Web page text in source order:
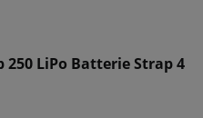
250 LiPo Batterie Strap 4